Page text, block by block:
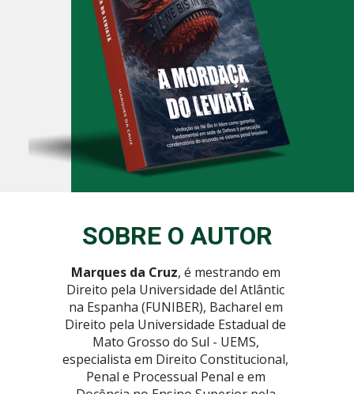
SOBRE O AUTOR
Marques da Cruz, é mestrando em
Direito pela Universidade del Atlântic
na Espanha (FUNIBER), Bacharel em
Direito pela Universidade Estadual de
Mato Grosso do Sul - UEMS,
especialista em Direito Constitucional,
Penal e Processual Penal e em